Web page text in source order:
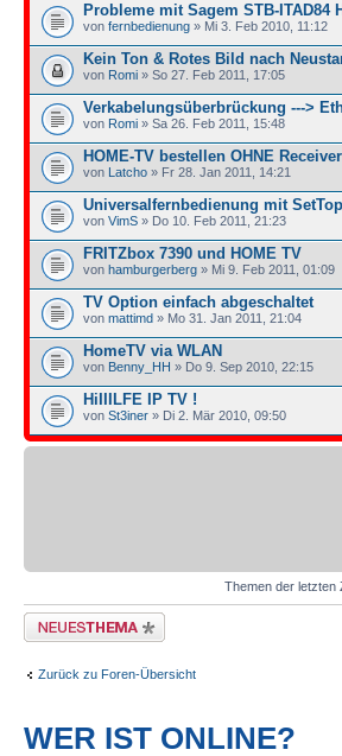
Probleme mit Sagem STB-ITAD84
von fernbedienung » Mi 3. Feb 2010, 11:12
Kein Ton & Rotes Bild nach
von Romi » So 27. Feb 2011, 17:05
Verkabelungsüberbrückung --->
von Romi » Sa 26. Feb 2011, 15:48
HOME-TV bestellen OHNE Receiver
von Latcho » Fr 28. Jan 2011, 14:21
Universalfernbedienung mit
von VimS » Do 10. Feb 2011, 21:23
FRITZbox 7390 und HOME TV
von hamburgerberg » Mi 9. Feb 2011, 01:09
TV Option einfach abgeschaltet
von mattimd » Mo 31. Jan 2011, 21:04
HomeTV via WLAN
von Benny_HH » Do 9. Sep 2010, 22:15
HiIIILFE IP TV !
von St3iner » Di 2. Mär 2010, 09:50
Themen der letzten
Neues Thema erstellen
Zurück zu Foren-Übersicht
WER IST ONLINE?